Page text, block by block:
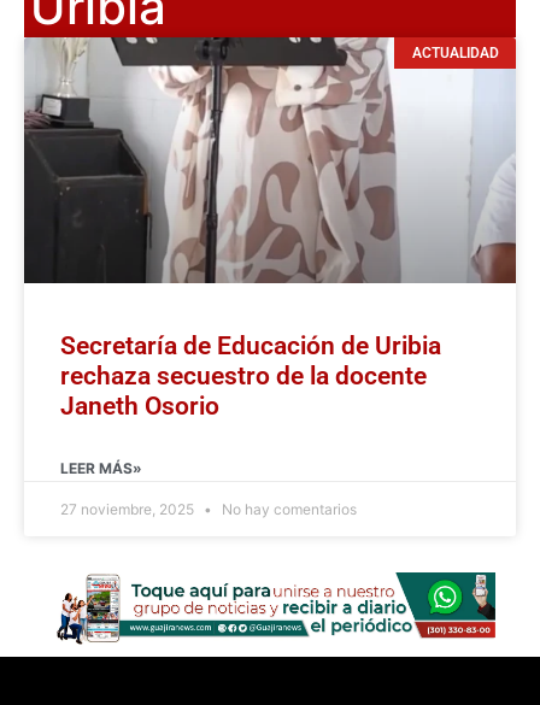
ACTUALIDAD
Secretaría de Educación de Uribia
rechaza secuestro de la docente
Janeth Osorio
LEER MÁS»
27 noviembre, 2025 No hay comentarios